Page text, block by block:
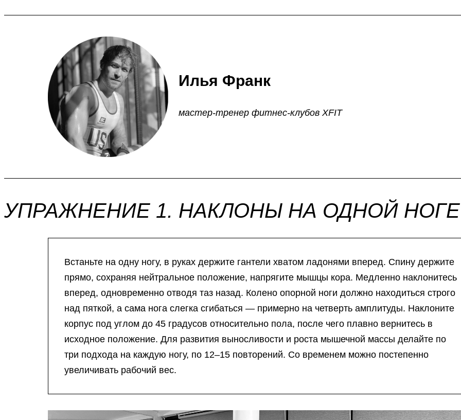
Илья Франк
мастер-тренер фитнес-клубов XFIT
УПРАЖНЕНИЕ 1. НАКЛОНЫ НА ОДНОЙ НОГЕ
Встаньте на одну ногу, в руках держите гантели хватом ладонями вперед. Спину держите
прямо, сохраняя нейтральное положение, напрягите мышцы кора. Медленно наклонитесь
вперед, одновременно отводя таз назад. Колено опорной ноги должно находиться строго
над пяткой, а сама нога слегка сгибаться — примерно на четверть амплитуды. Наклоните
корпус под углом до 45 градусов относительно пола, после чего плавно вернитесь в
исходное положение. Для развития выносливости и роста мышечной массы делайте по
три подхода на каждую ногу, по 12–15 повторений. Со временем можно постепенно
увеличивать рабочий вес.